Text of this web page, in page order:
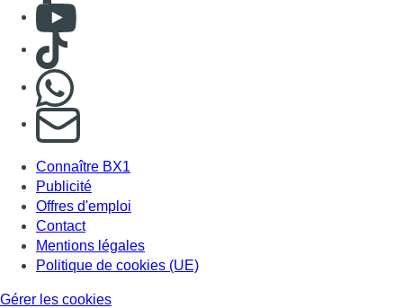
Consulter Youtube
Consulter TikTok
S'abonner à notre newsletter
Connaître BX1
Publicité
Offres d'emploi
Contact
Mentions légales
Politique de cookies (UE)
Gérer les cookies